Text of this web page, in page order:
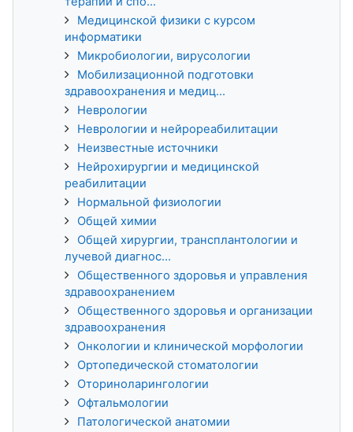
Медицинской физики с курсом
информатики
Микробиологии, вирусологии
Мобилизационной подготовки
здравоохранения и медиц...
Неврологии
Неврологии и нейрореабилитации
Неизвестные источники
Нейрохирургии и медицинской
реабилитации
Нормальной физиологии
Общей химии
Общей хирургии, трансплантологии и
лучевой диагнос...
Общественного здоровья и управления
здравоохранением
Общественного здоровья и организации
здравоохранения
Онкологии и клинической морфологии
Ортопедической стоматологии
Оториноларингологии
Офтальмологии
Патологической анатомии